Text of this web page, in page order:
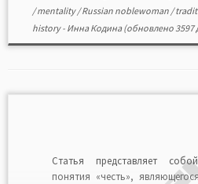
/mentality/Russian noblewoman /
history- Инна Кодина(обновлено 3597
Статья представляет
понятия «честь»,